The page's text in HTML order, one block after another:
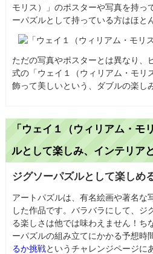
モリス）」のポスターや写真を持っ
ーパズルとして持っている方はほと
ただの写真やポスターとは異なり、
式の「ウェイ１（ウィリアム・モリ
飾って美しいという、ダブルの楽し
「ウェイ１（ウィリアム・モ
ルとして楽しみ、インテリア
ジグソーパズルとして楽しめ
アートパズルは、有名絵画や著名な
した作品です。バラバラにして、ジ
る楽しさは他では味わえません！ち
ーパズルの組み立てにかかる予想時
るか挑戦というチャレンジページに